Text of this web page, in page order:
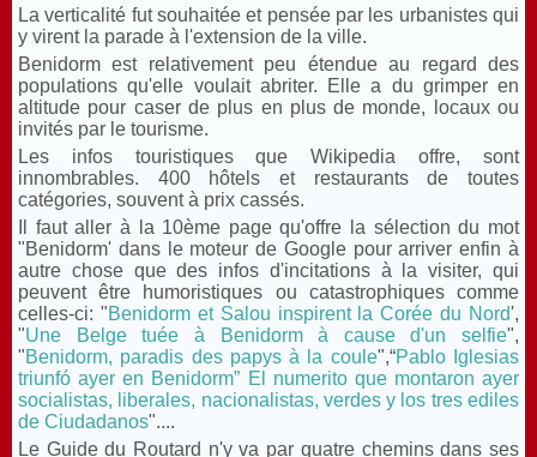
La verticalité fut souhaitée et pensée par les urbanistes qui
y virent la parade à l'extension de la ville.
Benidorm est relativement peu étendue au regard des
populations qu'elle voulait abriter. Elle a du grimper en
altitude pour caser de plus en plus de monde, locaux ou
invités par le tourisme.
Les infos touristiques que Wikipedia offre, sont
innombrables. 400 hôtels et restaurants de toutes
catégories, souvent à prix cassés.
Il faut aller à la 10ème page qu'offre la sélection du mot
"Benidorm' dans le moteur de Google pour arriver enfin à
autre chose que des infos d'incitations à la visiter, qui
peuvent être humoristiques ou catastrophiques comme
celles-ci: "Benidorm et Salou inspirent la Corée du Nord',
"Une Belge tuée à Benidorm à cause d'un selfie",
"Benidorm, paradis des papys à la coule",“Pablo Iglesias
triunfó ayer en Benidorm” El numerito que montaron ayer
socialistas, liberales, nacionalistas, verdes y los tres ediles
de Ciudadanos"....
Le Guide du Routard n'y va par quatre chemins dans ses